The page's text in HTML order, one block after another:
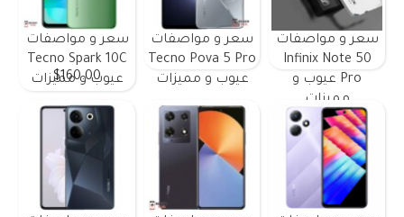
سعر و مواصفات
Infinix Note 50
Pro عيوب و
مميزات
سعر و مواصفات
Tecno Pova 5 Pro
عيوب و مميزات
سعر و مواصفات
Tecno Spark 10C
عيوب و مميزات
$160.00